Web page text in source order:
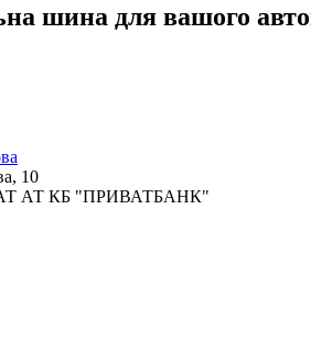
шина для вашого
10
АТ КБ "ПРИВАТБАНК"